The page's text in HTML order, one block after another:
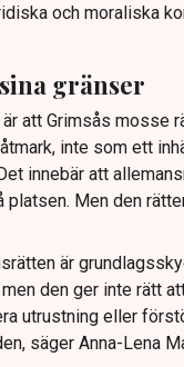
och moraliska
gränser
är att Grimsås mosse
inte som ett
innebär att
platsen. Men den
är
den ger inte rätt
utrustning eller
säger Anna-Lena